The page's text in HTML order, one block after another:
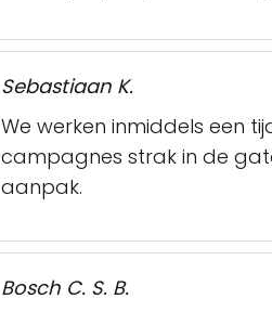
Sebastiaan K.
We werken inmiddels een
campagnes strak in de
aanpak.
Bosch C. S. B.